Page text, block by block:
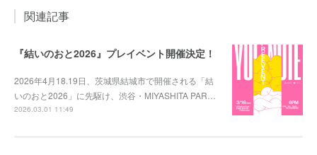
関連記事
『結いのおと2026』プレイベント開催決定！
2026年4月18.19日、茨城県結城市で開催される「結
いのおと2026」に先駆け、渋谷・MIYASHITA PAR…
2026.03.01 11:49